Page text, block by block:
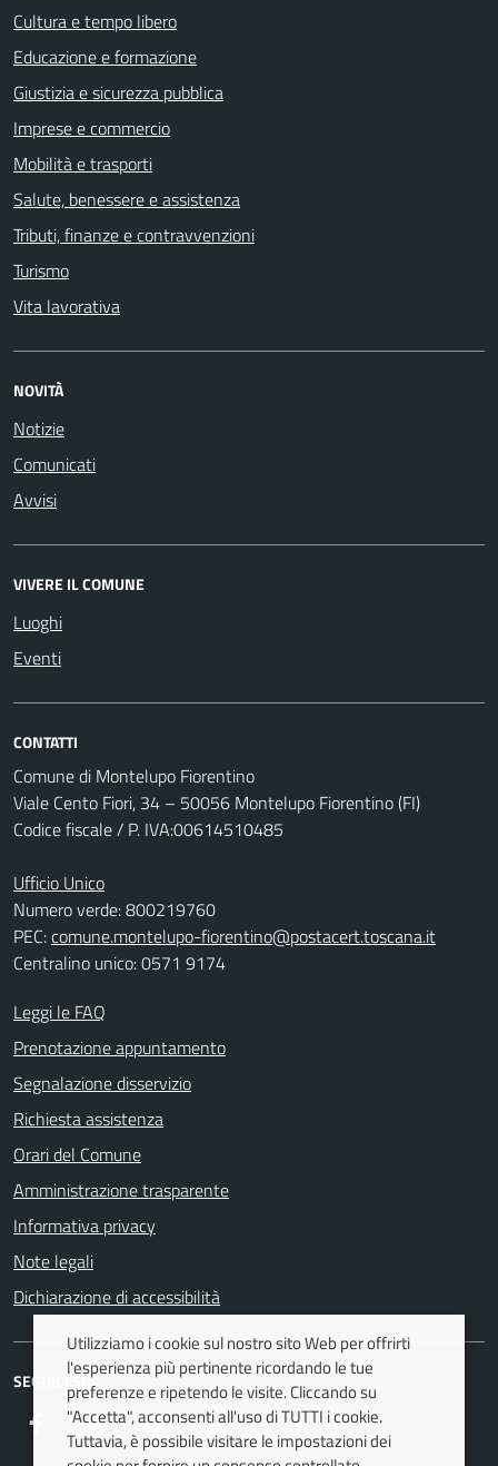
Cultura e tempo libero
Educazione e formazione
Giustizia e sicurezza pubblica
Imprese e commercio
Mobilità e trasporti
Salute, benessere e assistenza
Tributi, finanze e contravvenzioni
Turismo
Vita lavorativa
NOVITÀ
Notizie
Comunicati
Avvisi
VIVERE IL COMUNE
Luoghi
Eventi
CONTATTI
Comune di Montelupo Fiorentino
Viale Cento Fiori, 34 – 50056 Montelupo Fiorentino (FI)
Codice fiscale / P. IVA:00614510485
Ufficio Unico
Numero verde: 800219760
PEC:comune.montelupo-fiorentino@postacert.toscana.it
Centralino unico: 0571 9174
Leggi le FAQ
Prenotazione appuntamento
Segnalazione disservizio
Richiesta assistenza
Orari del Comune
Amministrazione trasparente
Informativa privacy
Note legali
Dichiarazione di accessibilità
SEGUICI SU
FacebookTwitter YoutubeInstagram
Utilizziamo i cookie sul nostro sito Web per offrirti
l'esperienza più pertinente ricordando le tue
preferenze e ripetendo le visite. Cliccando su
"Accetta", acconsenti all'uso di TUTTI i cookie.
Tuttavia, è possibile visitare le impostazioni dei